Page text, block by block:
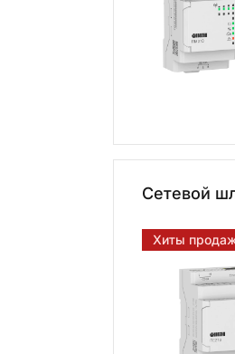
Сетевой
Хиты